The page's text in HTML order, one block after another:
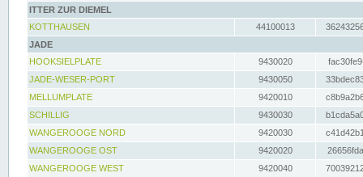
ITTER ZUR DIEMEL
KOTTHAUSEN
44100013
JADE
HOOKSIELPLATE
9430020
JADE-WESER-PORT
9430050
MELLUMPLATE
9420010
SCHILLIG
9430030
WANGEROOGE NORD
9420030
WANGEROOGE OST
9420020
WANGEROOGE WEST
9420040